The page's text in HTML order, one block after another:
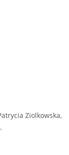
Ziolkowska,